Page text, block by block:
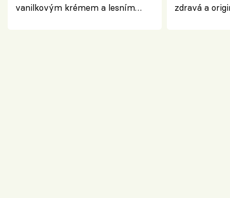
vanilkovým krémem a lesním
zdravá a